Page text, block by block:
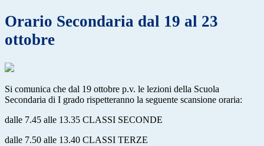
Orario Secondaria dal 19 al 23
ottobre
Si comunica che dal 19 ottobre p.v. le lezioni della Scuola
Secondaria di I grado rispetteranno la seguente scansione oraria:
dalle 7.45 alle 13.35 CLASSI SECONDE
dalle 7.50 alle 13.40 CLASSI TERZE